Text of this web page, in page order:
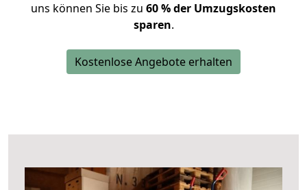
uns können Sie bis zu 60 % der Umzugskosten
sparen.
Kostenlose Angebote erhalten